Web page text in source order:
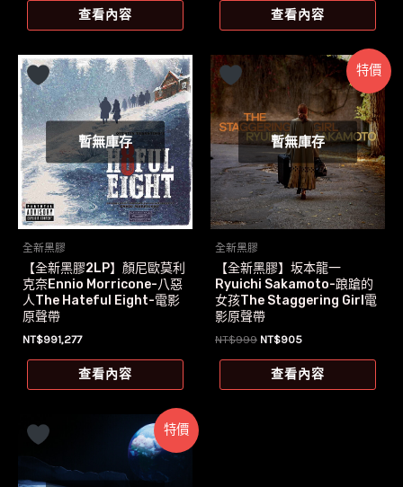
價
格：
價
格：
查看內容
格：
價
格：
查看內容
暫無庫存
全新黑膠
【全新黑膠2LP】顏尼歐莫利
克奈Ennio Morricone-八惡
人The Hateful Eight-電影
原聲帶
NT$991,277
查看內容
特價
暫無庫存
全新黑膠
【全新黑膠】坂本龍一
Ryuichi Sakamoto-踉蹌的
女孩The Staggering Girl電
影原聲帶
NT$999 原
格：
NT$905目
價
格：
查看內容
特價